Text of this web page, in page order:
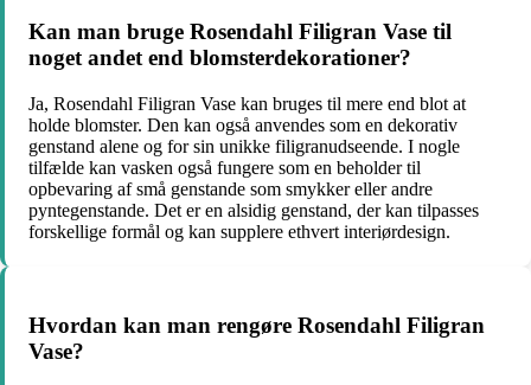
Kan man bruge Rosendahl Filigran Vase til
noget andet end blomsterdekorationer?
Ja, Rosendahl Filigran Vase kan bruges til mere end blot at
holde blomster. Den kan også anvendes som en dekorativ
genstand alene og for sin unikke filigranudseende. I nogle
tilfælde kan vasken også fungere som en beholder til
opbevaring af små genstande som smykker eller andre
pyntegenstande. Det er en alsidig genstand, der kan tilpasses
forskellige formål og kan supplere ethvert interiørdesign.
Hvordan kan man rengøre Rosendahl Filigran
Vase?